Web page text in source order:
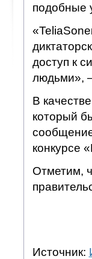
подобные
доступ к
людьми»,
В
который
конкурсе
Отметим,
Источник: